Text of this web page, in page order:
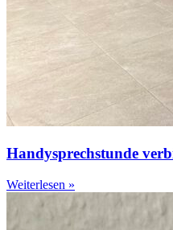
Handysprechstunde
Weiterlesen »